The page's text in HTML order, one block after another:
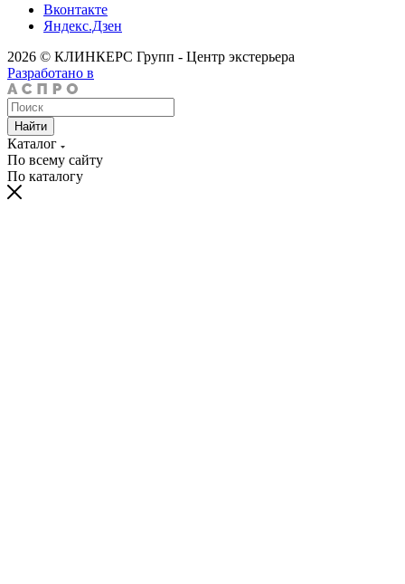
Вконтакте
Яндекс.Дзен
2026 © КЛИНКЕРС Групп - Центр экстерьера
Разработано в
Найти
Каталог
По всему сайту
По каталогу